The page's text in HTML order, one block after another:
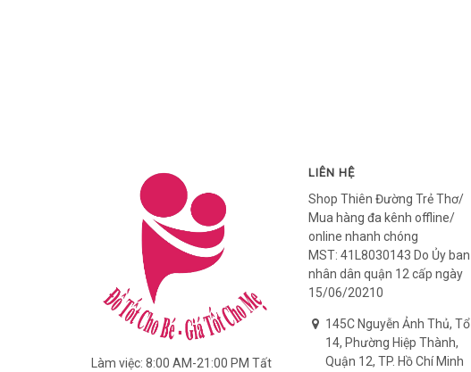
Làm việc: 8:00 AM-21:00 PM Tất
LIÊN HỆ
Shop Thiên Đường Trẻ Thơ/
Mua hàng đa kênh offline/
online nhanh chóng
MST: 41L8030143 Do Ủy ban
nhân dân quận 12 cấp ngày
15/06/20210
145C Nguyễn Ảnh Thủ, Tổ
14, Phường Hiệp Thành,
Quận 12, TP. Hồ Chí Minh